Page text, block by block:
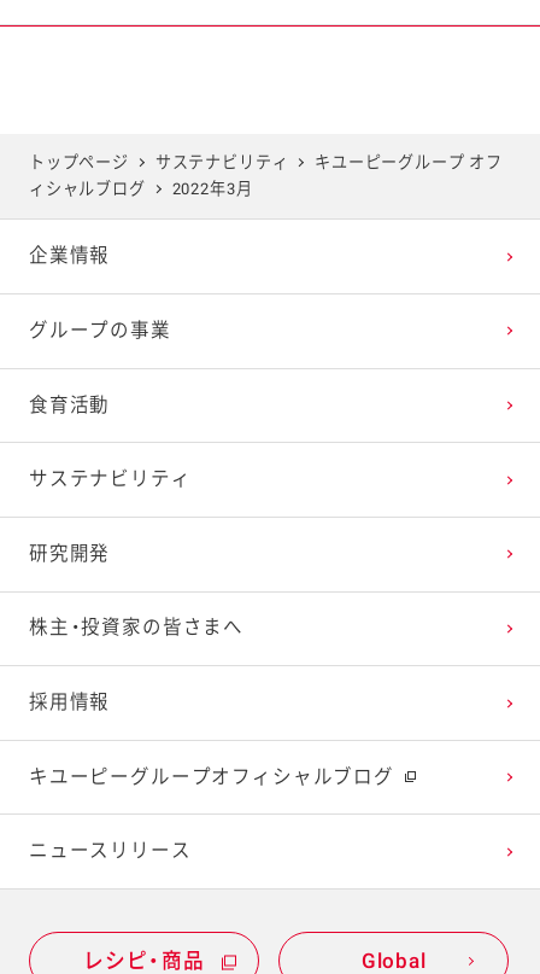
2025年4月
2025年3月
2025年2月
2025年1月
2024年5月
2024年4月
2024年3月
2024年2月
2023年6月
2023年5月
2023年4月
2023年3月
2022年7月
2022年6月
2022年5月
2022年4月
2021年8月
2021年7月
2021年6月
2021年5月
2020年9月
2020年8月
2020年7月
2020年6月
2019年10月
2019年9月
2019年8月
2019年7月
トップページ サステナビリティ
キユーピーグループ オフ
ィシャルブログ
2022年3月
企業情報
グループの事業
食育活動
サステナビリティ
研究開発
株主・投資家の皆さまへ
採用情報
キユーピーグループオフィシャルブログ
ニュースリリース
レシピ・商品 Global